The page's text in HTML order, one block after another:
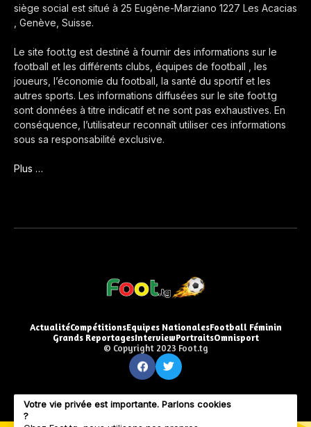
siège social est situé à 25 Eugène-Marziano 1227 Les Acacias
, Genève, Suisse.
Le site foot.tg est destiné à fournir des informations sur le
football et les différents clubs, équipes de football , les
joueurs, l’économie du football, la santé du sportif et les
autres sports. Les informations diffusées sur le site foot.tg
sont données à titre indicatif et ne sont pas exhaustives. En
conséquence, l’utilisateur reconnaît utiliser ces informations
sous sa responsabilité exclusive.
Plus …
ActualitéCompétitionsEquipes NationalesFootball Féminin
Grands ReportagesInterviewPortraitsOmnisport
© Copyright 2023 Foot.tg
Votre vie privée est importante. Parlons cookies
?